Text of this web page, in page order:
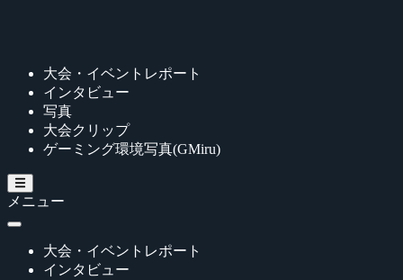
大会・イベントレポート
インタビュー
写真
大会クリップ
ゲーミング環境写真(GMiru)
メニュー
大会・イベントレポート
インタビュー